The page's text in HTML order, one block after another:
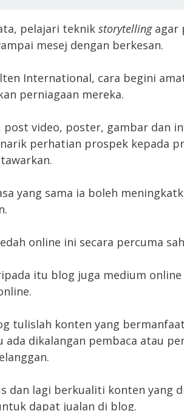
pelajari teknik storytellingagar
mesej dengan berkesan.
International, cara begini
perniagaan mereka.
post video, poster, gambar dan
perhatian prospek kepada
yang sama ia boleh
online ini secara percuma
itu blog juga medium
tulislah konten yang
ada dikalangan pembaca atau
dan lagi berkualiti konten yang
dapat jualan di blog.